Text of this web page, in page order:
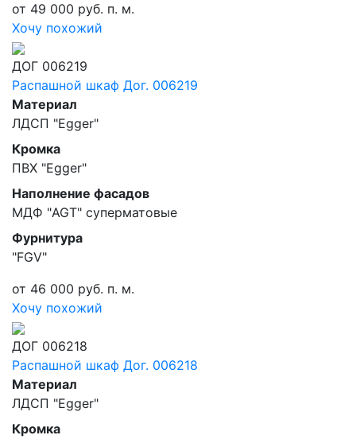
от 49 000 руб. п. м.
Хочу похожий
ДОГ 006219
Распашной шкаф Дог. 006219
Материал
ЛДСП "Egger"
Кромка
ПВХ "Egger"
Наполнение фасадов
МДФ "AGT" суперматовые
Фурнитура
"FGV"
от 46 000 руб. п. м.
Хочу похожий
ДОГ 006218
Распашной шкаф Дог. 006218
Материал
ЛДСП "Egger"
Кромка